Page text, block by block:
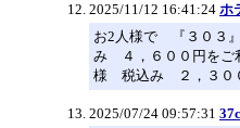
2025/11/12 16:41:24 ホ
お2人様で 『３０３
み ４，６００円をご
様 税込み ２，３０
2025/07/24 09:57:31